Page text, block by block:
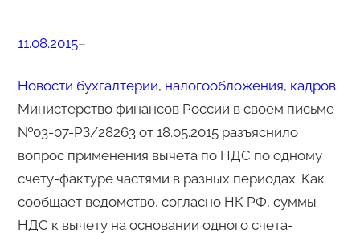
11.08.2015–
Новости бухгалтерии, налогообложения, кадров
Министерство финансов России в своем письме
№03-07-РЗ/28263 от 18.05.2015 разъяснило
вопрос применения вычета по НДС по одному
счету-фактуре частями в разных периодах. Как
сообщает ведомство, согласно НК РФ, суммы
НДС к вычету на основании одного счета-